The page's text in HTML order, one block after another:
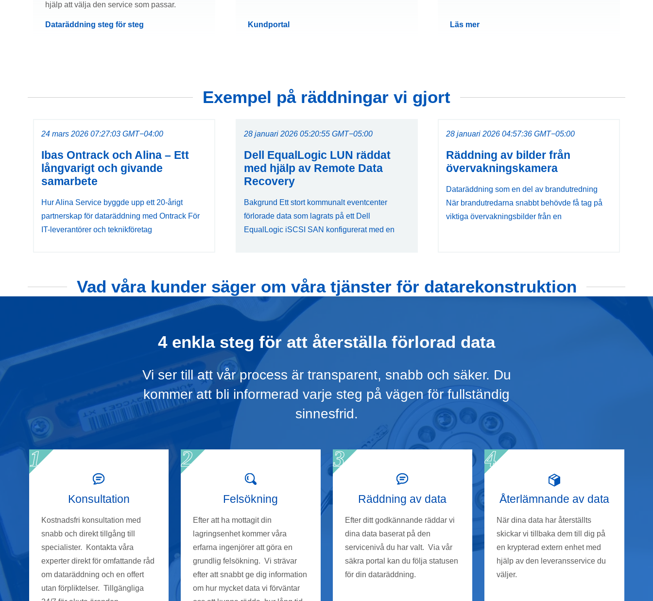
hjälp att välja den service som passar.
Dataräddning steg för steg Kundportal Läs mer
Exempel på räddningar vi gjort
24 mars 2026 07:27:03 GMT−04:00
Ibas Ontrack och Alina – Ett
långvarigt och givande
samarbete
Hur Alina Service byggde upp ett 20-årigt
partnerskap för dataräddning med Ontrack För
IT-leverantörer och teknikföretag
28 januari 2026 05:20:55 GMT−05:00
Dell EqualLogic LUN räddat
med hjälp av Remote Data
Recovery
Bakgrund Ett stort kommunalt eventcenter
förlorade data som lagrats på ett Dell
EqualLogic iSCSI SAN konfigurerat med en
28 januari 2026 04:57:36 GMT−05:00
Räddning av bilder från
övervakningskamera
Dataräddning som en del av brandutredning
När brandutredarna snabbt behövde få tag på
viktiga övervakningsbilder från en
Vad våra kunder säger om våra tjänster för datarekonstruktion
4 enkla steg för att återställa förlorad data
Vi ser till att vår process är transparent, snabb och säker. Du
kommer att bli informerad varje steg på vägen för fullständig
sinnesfrid.
Konsultation
Kostnadsfri konsultation med
snabb och direkt tillgång till
specialister. Kontakta våra
experter direkt för omfattande råd
om dataräddning och en offert
utan förpliktelser. Tillgängliga
Felsökning
Efter att ha mottagit din
lagringsenhet kommer våra
erfarna ingenjörer att göra en
grundlig felsökning. Vi strävar
efter att snabbt ge dig information
om hur mycket data vi förväntar
Räddning av data
Efter ditt godkännande räddar vi
dina data baserat på den
servicenivå du har valt. Via vår
säkra portal kan du följa statusen
för din dataräddning.
Återlämnande av data
När dina data har återställts
skickar vi tillbaka dem till dig på
en krypterad extern enhet med
hjälp av den leveransservice du
väljer.